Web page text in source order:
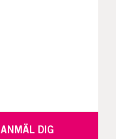
ANMÄL DIG